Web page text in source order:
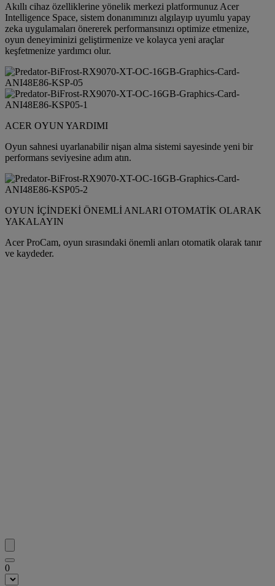
Akıllı cihaz özelliklerine yönelik merkezi platformunuz Acer
Intelligence Space, sistem donanımınızı algılayıp uyumlu yapay
zeka uygulamaları önererek performansınızı optimize etmenize,
oyun deneyiminizi geliştirmenize ve kolayca yeni araçlar
keşfetmenize yardımcı olur.
ACER OYUN YARDIMI
Oyun sahnesi uyarlanabilir nişan alma sistemi sayesinde yeni bir
performans seviyesine adım atın.
OYUN İÇİNDEKİ ÖNEMLİ ANLARI OTOMATİK OLARAK
YAKALAYIN
Acer ProCam, oyun sırasındaki önemli anları otomatik olarak tanır
ve kaydeder.
0